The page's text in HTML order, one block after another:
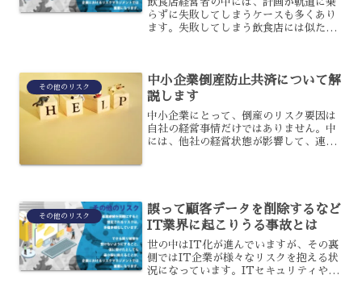
飲食店経営者の中には、計画が軌道に乗
らずに失敗してしまうケースも多くあり
ます。失敗してしまう飲食店には似た傾
その他のリスク
中小企業倒産防止共済について解
説します
中小企業にとって、倒産のリスク要因は
自社の経営事情だけではありません。中
には、他社の経営状態が影響して、連鎖
その他のリスク
誤って顧客データを削除するなど
IT業界に起こりうる事故とは
世の中はIT化が進んでいますが、その裏
側ではIT企業が様々なリスクを抱える状
況になっています。ITセキュリティやIT